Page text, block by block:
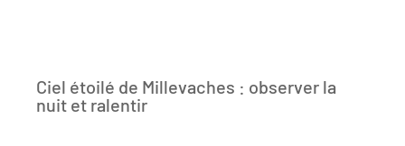
Ciel étoilé de Millevaches : observer la
nuit et ralentir